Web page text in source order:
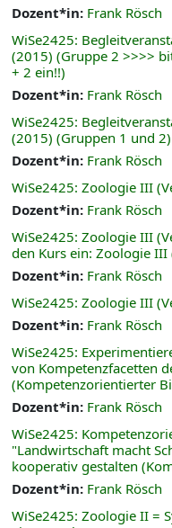
Dozent*in: Frank Rösch
WiSe2425:
(2015) (Gruppe 2 >>>>
+ 2 ein!!)
Dozent*in: Frank Rösch
WiSe2425:
(2015) (Gruppen 1 und 2)
Dozent*in: Frank Rösch
WiSe2425: Zoologie III
Dozent*in: Frank Rösch
WiSe2425: Zoologie III
den Kurs ein: Zoologie
Dozent*in: Frank Rösch
WiSe2425: Zoologie III
Dozent*in: Frank Rösch
WiSe2425:
von Kompetenzfacetten
(Kompetenzorientierter
Dozent*in: Frank Rösch
WiSe2425:
"Landwirtschaft macht
kooperativ gestalten
Dozent*in: Frank Rösch
WiSe2425: Zoologie II =